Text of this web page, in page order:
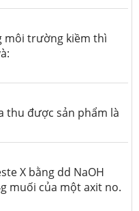
môi trường kiềm thì
thu được sản phẩm là
X bằng dd NaOH
muối của một axit no.